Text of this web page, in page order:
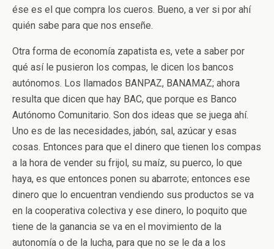
ése es el que compra los cueros. Bueno, a ver si por ahí
quién sabe para que nos enseñe.
Otra forma de economía zapatista es, vete a saber por
qué así le pusieron los compas, le dicen los bancos
autónomos. Los llamados BANPAZ, BANAMAZ; ahora
resulta que dicen que hay BAC, que porque es Banco
Autónomo Comunitario. Son dos ideas que se juega ahí.
Uno es de las necesidades, jabón, sal, azúcar y esas
cosas. Entonces para que el dinero que tienen los compas
a la hora de vender su frijol, su maíz, su puerco, lo que
haya, es que entonces ponen su abarrote; entonces ese
dinero que lo encuentran vendiendo sus productos se va
en la cooperativa colectiva y ese dinero, lo poquito que
tiene de la ganancia se va en el movimiento de la
autonomía o de la lucha, para que no se le da a los